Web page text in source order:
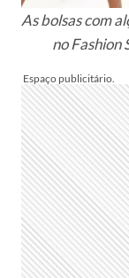
As bolsas com
no Fashion